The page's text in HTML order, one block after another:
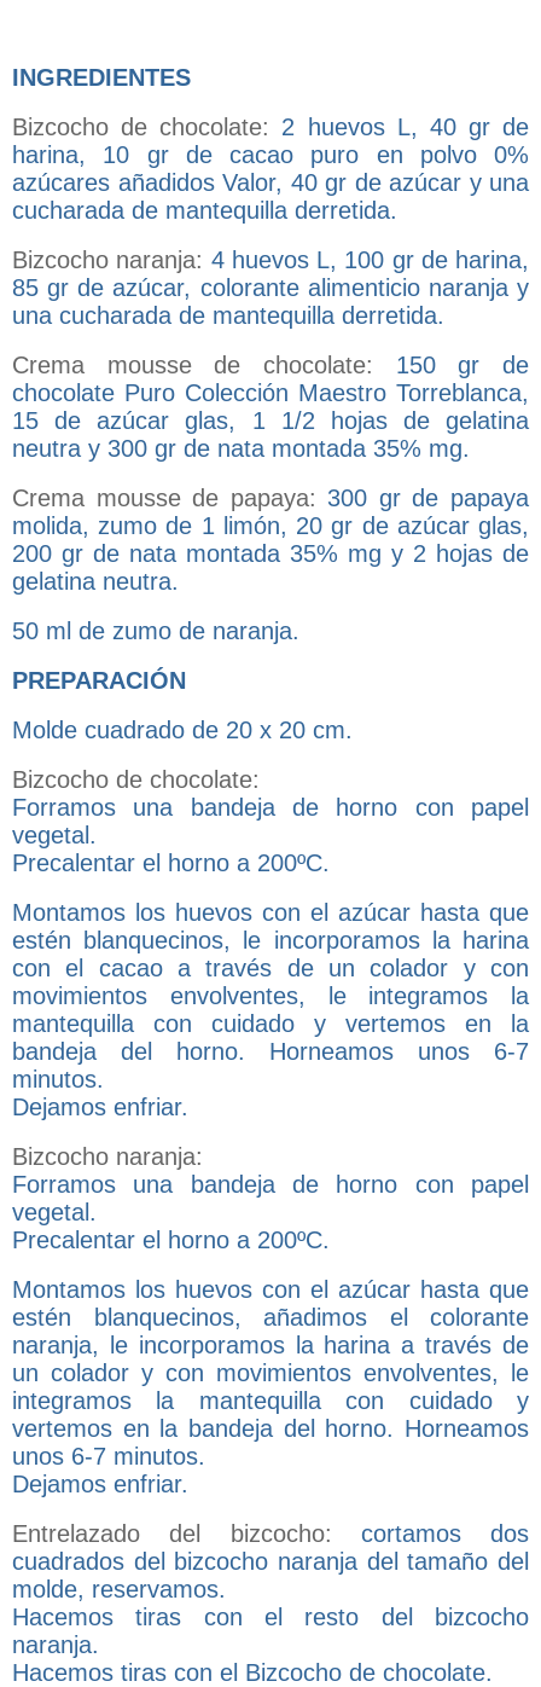
INGREDIENTES
Bizcocho de chocolate: 2 huevos L, 40 gr de
harina, 10 gr de cacao puro en polvo 0%
azúcares añadidos Valor, 40 gr de azúcar y una
cucharada de mantequilla derretida.
Bizcocho naranja: 4 huevos L, 100 gr de harina,
85 gr de azúcar, colorante alimenticio naranja y
una cucharada de mantequilla derretida.
Crema mousse de chocolate: 150 gr de
chocolate Puro Colección Maestro Torreblanca,
15 de azúcar glas, 1 1/2 hojas de gelatina
neutra y 300 gr de nata montada 35% mg.
Crema mousse de papaya: 300 gr de papaya
molida, zumo de 1 limón, 20 gr de azúcar glas,
200 gr de nata montada 35% mg y 2 hojas de
gelatina neutra.
50 ml de zumo de naranja.
PREPARACIÓN
Molde cuadrado de 20 x 20 cm.
Bizcocho de chocolate:
Forramos una bandeja de horno con papel
vegetal.
Precalentar el horno a 200ºC.
Montamos los huevos con el azúcar hasta que
estén blanquecinos, le incorporamos la harina
con el cacao a través de un colador y con
movimientos envolventes, le integramos la
mantequilla con cuidado y vertemos en la
bandeja del horno. Horneamos unos 6-7
minutos.
Dejamos enfriar.
Bizcocho naranja:
Forramos una bandeja de horno con papel
vegetal.
Precalentar el horno a 200ºC.
Montamos los huevos con el azúcar hasta que
estén blanquecinos, añadimos el colorante
naranja, le incorporamos la harina a través de
un colador y con movimientos envolventes, le
integramos la mantequilla con cuidado y
vertemos en la bandeja del horno. Horneamos
unos 6-7 minutos.
Dejamos enfriar.
Entrelazado del bizcocho: cortamos dos
cuadrados del bizcocho naranja del tamaño del
molde, reservamos.
Hacemos tiras con el resto del bizcocho
naranja.
Hacemos tiras con el Bizcocho de chocolate.